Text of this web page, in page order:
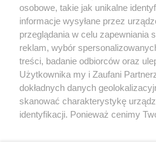
Dolina
pierwszym
ekologicznym
Nie zapomnij
zapoznać się z:
polityką prywatności
Twojemiasto
Piekary Śląskie
Chorzów
Tarnowskie Góry
osobowe, takie jak unikalne
informacje wysyłane przez
przeglądania w celu zapewniania
reklam, wybór
treści, badanie odbiorców oraz
Użytkownika my i Zaufani
dokładnych danych
skanować charakterystykę
identyfikacji. Ponieważ cenimy